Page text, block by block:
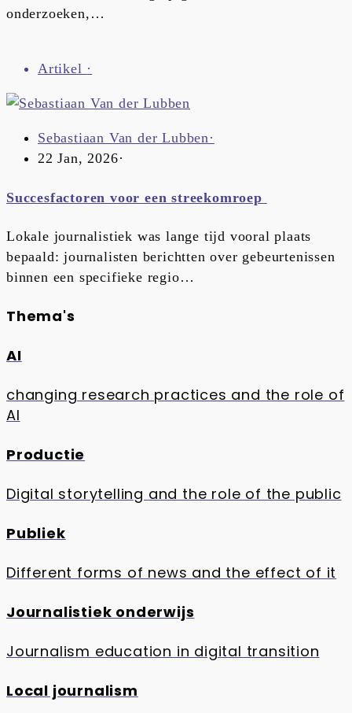
onderzoeken,…
Artikel ·
Sebastiaan Van der Lubben ·
22 Jan, 2026·
Succesfactoren voor een streekomroep
Lokale journalistiek was lange tijd vooral plaats
bepaald: journalisten berichtten over gebeurtenissen
binnen een specifieke regio…
Thema's
AI
changing research practices and the role of
AI
Productie
Digital storytelling and the role of the public
Publiek
Different forms of news and the effect of it
Journalistiek onderwijs
Journalism education in digital transition
Local journalism